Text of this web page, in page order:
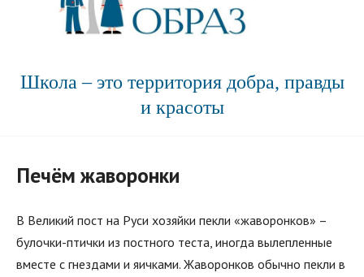
Школа – это территория добра, правды
и красоты
Печём жаворонки
В Великий пост на Руси хозяйки пекли «жаворонков» –
булочки-птички из постного теста, иногда вылепленные
вместе с гнездами и яичками. Жаворонков обычно пекли в